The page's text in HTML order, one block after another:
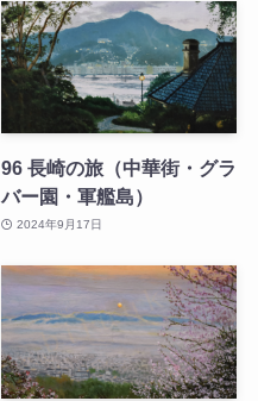
96 長崎の旅（中華街・グラ
バー園・軍艦島）
2024年9月17日